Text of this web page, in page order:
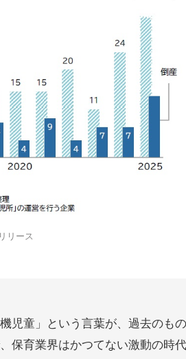
リース
児童」という言葉が、過去のも
保育業界はかつてない激動の時